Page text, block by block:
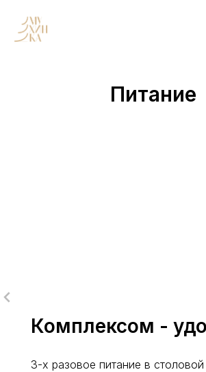
Питание
Комплексом -
3-х разовое питание в столовой